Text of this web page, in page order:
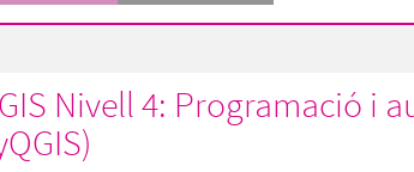
Nivell 4: Programació i